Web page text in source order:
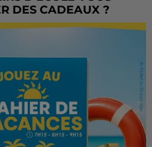
DES CADEAUX ?